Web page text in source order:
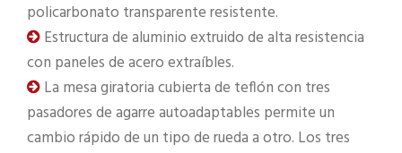
policarbonato transparente resistente.
Estructura de aluminio extruido de alta resistencia
con paneles de acero extraíbles.
La mesa giratoria cubierta de teflón con tres
pasadores de agarre autoadaptables permite un
cambio rápido de un tipo de rueda a otro. Los tres